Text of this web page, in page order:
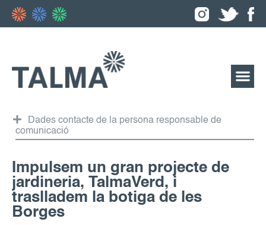
Dades contacte de la persona responsable de
comunicació
Impulsem un gran projecte de
jardineria, TalmaVerd, i
traslladem la botiga de les
Borges